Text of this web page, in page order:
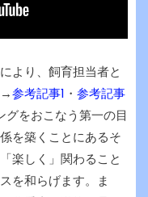
より、飼育担当者と
→ 参考記事1 ・ 参考記事
グをおこなう第一の目
を築くことにあるそ
楽しく」関わること
を和らげます。ま